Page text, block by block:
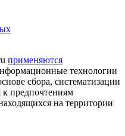
применяются
технологии
сбора, систематизации
к предпочтениям
на территории